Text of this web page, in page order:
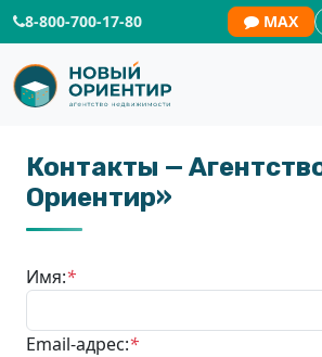
8-800-700-17-80 MAX
Контакты —
Ориентир»
Имя:*
Email-адрес:*